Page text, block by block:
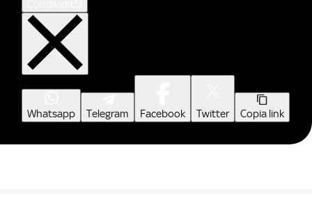
Whatsapp Telegram Facebook Twitter Copia link